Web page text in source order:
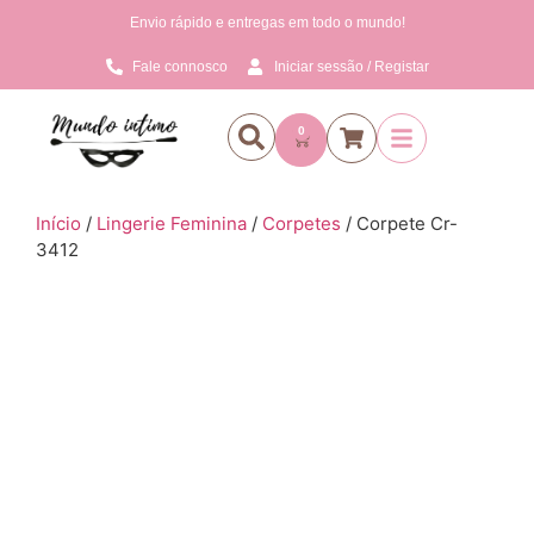
Envio rápido e entregas em todo o mundo!
Fale connosco Iniciar sessão / Registar
0
Início / Lingerie Feminina / Corpetes / Corpete Cr-
3412